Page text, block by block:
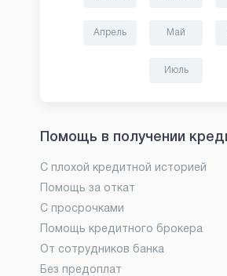
Апрель Май
Июль
Помощь в получении
С плохой кредитной историей
Помощь за откат
С просрочками
Помощь кредитного брокера
От сотрудников банка
Без предоплат